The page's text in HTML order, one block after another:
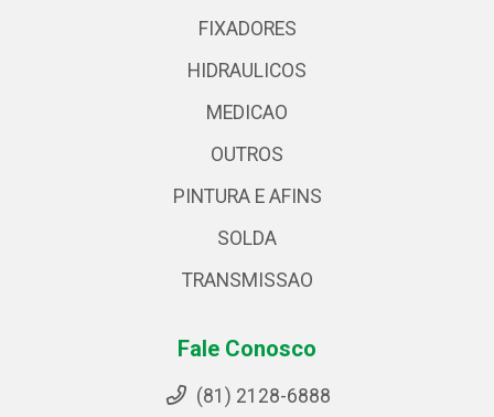
FIXADORES
HIDRAULICOS
MEDICAO
OUTROS
PINTURA E AFINS
SOLDA
TRANSMISSAO
Fale Conosco
(81) 2128-6888